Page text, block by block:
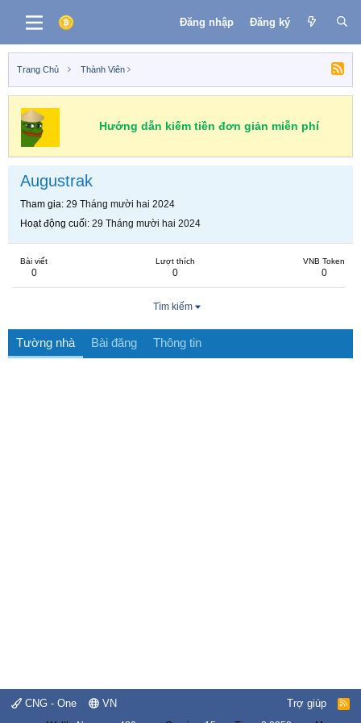
Đăng nhập Đăng ký
Trang Chủ Thành Viên
Hướng dẫn kiếm tiền đơn giản miễn phí
Augustrak
Tham gia 29 Tháng mười hai 2024
Hoạt động cuối 29 Tháng mười hai 2024
Bài viết
0
Lượt thích
0
VNB Token
0
Tìm kiếm
Tường nhà Bài đăng Thông tin
CNG - One VN Trợ giúp
R